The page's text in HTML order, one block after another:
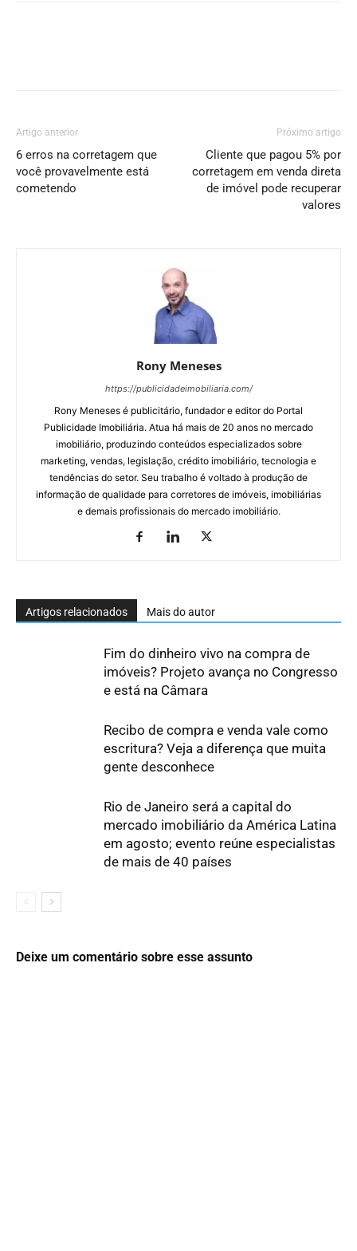
Artigo anterior
6 erros na corretagem que
você provavelmente está
cometendo
Próximo artigo
Cliente que pagou 5% por
corretagem em venda direta
de imóvel pode recuperar
valores
Rony Meneses
https://publicidadeimobiliaria.com/
Rony Meneses é publicitário, fundador e editor do Portal
Publicidade Imobiliária. Atua há mais de 20 anos no mercado
imobiliário, produzindo conteúdos especializados sobre
marketing, vendas, legislação, crédito imobiliário, tecnologia e
tendências do setor. Seu trabalho é voltado à produção de
informação de qualidade para corretores de imóveis, imobiliárias
e demais profissionais do mercado imobiliário.
Artigos relacionados Mais do autor
Fim do dinheiro vivo na compra de
imóveis? Projeto avança no Congresso
e está na Câmara
Recibo de compra e venda vale como
escritura? Veja a diferença que muita
gente desconhece
Rio de Janeiro será a capital do
mercado imobiliário da América Latina
em agosto; evento reúne especialistas
de mais de 40 países
Deixe um comentário sobre esse assunto